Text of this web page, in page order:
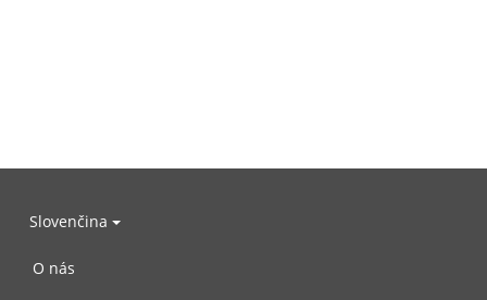
Slovenčina
O nás